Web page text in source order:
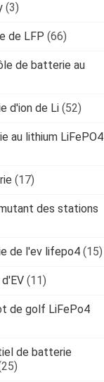
(3)
de LFP (66)
de batterie au
d'ion de Li (52)
au lithium LiFePO4
(17)
des stations
de l'ev lifepo4 (15)
(11)
de golf LiFePo4
de batterie